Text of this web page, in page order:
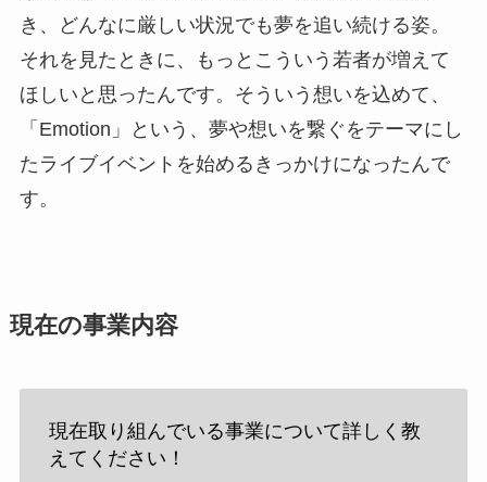
き、どんなに厳しい状況でも夢を追い続ける姿。
それを見たときに、もっとこういう若者が増えて
ほしいと思ったんです。そういう想いを込めて、
「Emotion」という、夢や想いを繋ぐをテーマにし
たライブイベントを始めるきっかけになったんで
す。
現在の事業内容
現在取り組んでいる事業について詳しく教
えてください！